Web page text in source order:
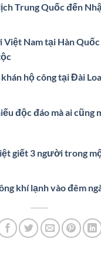
Trung Quốc đến
Việt Nam tại Hàn
hộ công tại Đài
độc đáo mà ai cũng
giết 3 người trong
khí lạnh vào đêm